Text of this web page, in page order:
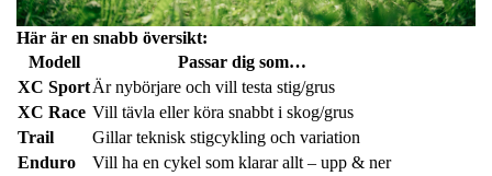
Här är en snabb översikt:
Modell
Passar dig som…
XC SportÄr nybörjare och vill testa stig/grus
XC Race Vill tävla eller köra snabbt i skog/grus
Trail
Gillar teknisk stigcykling och variation
Enduro
Vill ha en cykel som klarar allt – upp & ner